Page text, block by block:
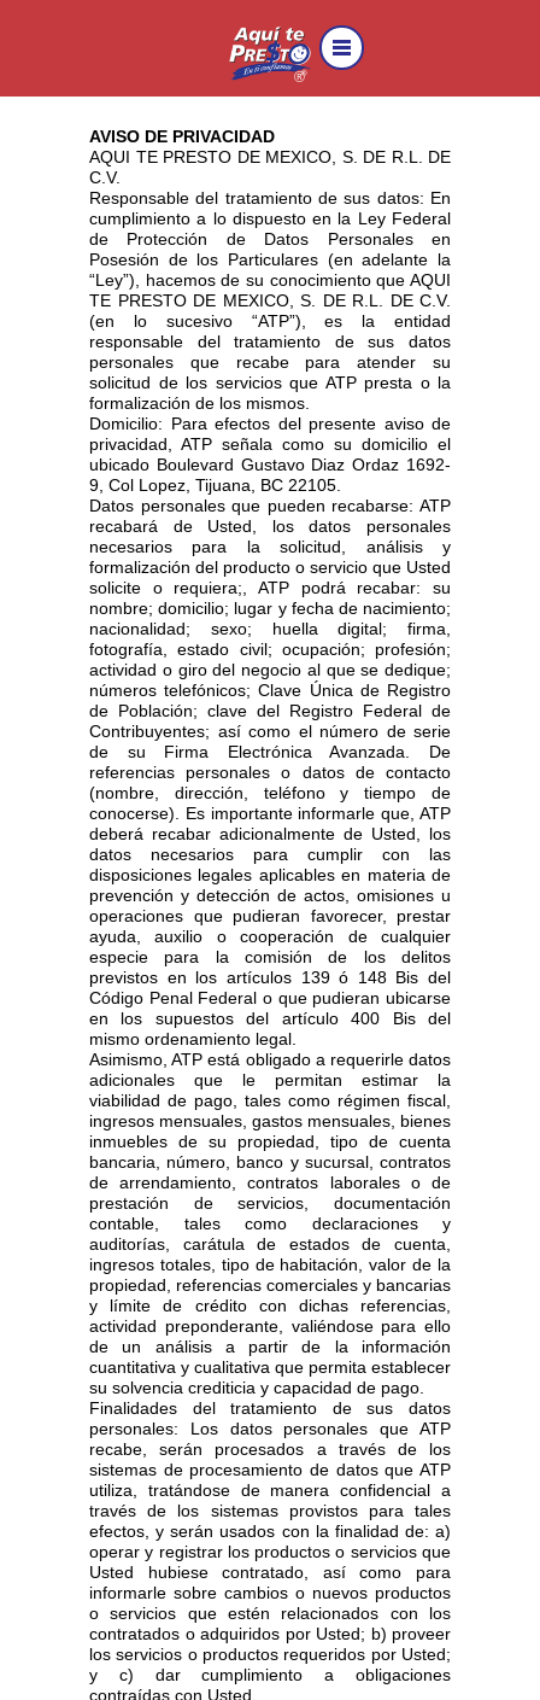
®
AVISO DE PRIVACIDAD
AQUI TE PRESTO DE MEXICO, S. DE R.L. DE
C.V.
Responsable del tratamiento de sus datos: En
cumplimiento a lo dispuesto en la Ley Federal
de Protección de Datos Personales en
Posesión de los Particulares (en adelante la
“Ley”), hacemos de su conocimiento que AQUI
TE PRESTO DE MEXICO, S. DE R.L. DE C.V.
(en lo sucesivo “ATP”), es la entidad
responsable del tratamiento de sus datos
personales que recabe para atender su
solicitud de los servicios que ATP presta o la
formalización de los mismos.
Domicilio: Para efectos del presente aviso de
privacidad, ATP señala como su domicilio el
ubicado Boulevard Gustavo Diaz Ordaz 1692-
9, Col Lopez, Tijuana, BC 22105.
Datos personales que pueden recabarse: ATP
recabará de Usted, los datos personales
necesarios para la solicitud, análisis y
formalización del producto o servicio que Usted
solicite o requiera;, ATP podrá recabar: su
nombre; domicilio; lugar y fecha de nacimiento;
nacionalidad; sexo; huella digital; firma,
fotografía, estado civil; ocupación; profesión;
actividad o giro del negocio al que se dedique;
números telefónicos; Clave Única de Registro
de Población; clave del Registro Federal de
Contribuyentes; así como el número de serie
de su Firma Electrónica Avanzada. De
referencias personales o datos de contacto
(nombre, dirección, teléfono y tiempo de
conocerse). Es importante informarle que, ATP
deberá recabar adicionalmente de Usted, los
datos necesarios para cumplir con las
disposiciones legales aplicables en materia de
prevención y detección de actos, omisiones u
operaciones que pudieran favorecer, prestar
ayuda, auxilio o cooperación de cualquier
especie para la comisión de los delitos
previstos en los artículos 139 ó 148 Bis del
Código Penal Federal o que pudieran ubicarse
en los supuestos del artículo 400 Bis del
mismo ordenamiento legal.
Asimismo, ATP está obligado a requerirle datos
adicionales que le permitan estimar la
viabilidad de pago, tales como régimen fiscal,
ingresos mensuales, gastos mensuales, bienes
inmuebles de su propiedad, tipo de cuenta
bancaria, número, banco y sucursal, contratos
de arrendamiento, contratos laborales o de
prestación de servicios, documentación
contable, tales como declaraciones y
auditorías, carátula de estados de cuenta,
ingresos totales, tipo de habitación, valor de la
propiedad, referencias comerciales y bancarias
y límite de crédito con dichas referencias,
actividad preponderante, valiéndose para ello
de un análisis a partir de la información
cuantitativa y cualitativa que permita establecer
su solvencia crediticia y capacidad de pago.
Finalidades del tratamiento de sus datos
personales: Los datos personales que ATP
recabe, serán procesados a través de los
sistemas de procesamiento de datos que ATP
utiliza, tratándose de manera confidencial a
través de los sistemas provistos para tales
efectos, y serán usados con la finalidad de: a)
operar y registrar los productos o servicios que
Usted hubiese contratado, así como para
informarle sobre cambios o nuevos productos
o servicios que estén relacionados con los
contratados o adquiridos por Usted; b) proveer
los servicios o productos requeridos por Usted;
y c) dar cumplimiento a obligaciones
contraídas con Usted.